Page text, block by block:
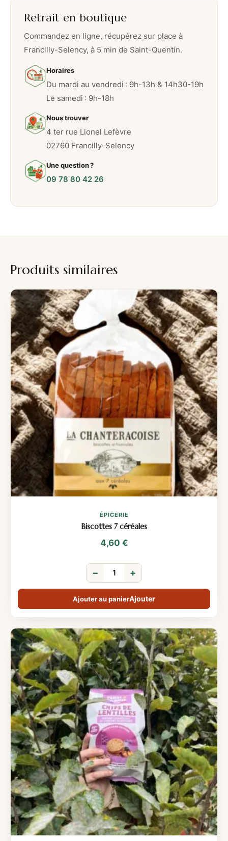
Retrait en boutique
Commandez en ligne, récupérez sur place à
Francilly-Selency, à 5 min de Saint-Quentin.
Horaires
Du mardi au vendredi : 9h-13h & 14h30-19h
Le samedi : 9h-18h
Nous trouver
4 ter rue Lionel Lefèvre
02760 Francilly-Selency
Une question ?
09 78 80 42 26
Produits similaires
ÉPICERIE
Biscottes 7 céréales
4,60 €
− +
Ajouter au panier